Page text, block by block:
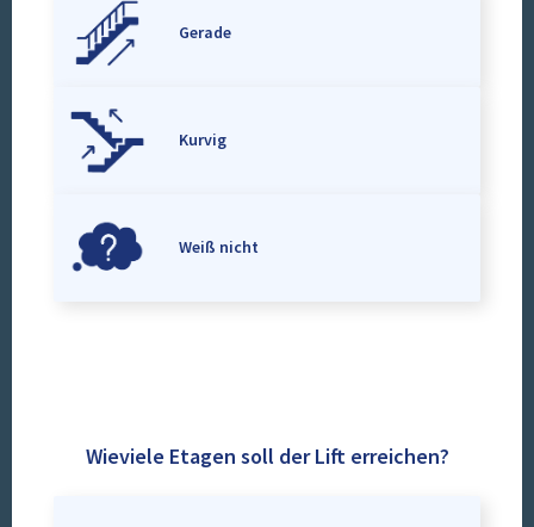
Gerade
Kurvig
Weiß nicht
Wieviele Etagen soll der Lift erreichen?